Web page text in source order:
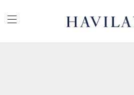
Ouvrir